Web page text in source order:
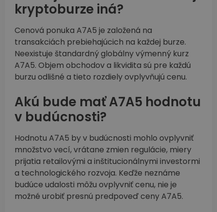
kryptoburze iná?
Cenová ponuka A7A5 je založená na
transakciách prebiehajúcich na každej burze.
Neexistuje štandardný globálny výmenný kurz
A7A5. Objem obchodov a likvidita sú pre každú
burzu odlišné a tieto rozdiely ovplyvňujú cenu.
Akú bude mať A7A5 hodnotu
v budúcnosti?
Hodnotu A7A5 by v budúcnosti mohlo ovplyvniť
množstvo vecí, vrátane zmien regulácie, miery
prijatia retailovými a inštitucionálnymi investormi
a technologického rozvoja. Keďže neznáme
budúce udalosti môžu ovplyvniť cenu, nie je
možné urobiť presnú predpoveď ceny A7A5.